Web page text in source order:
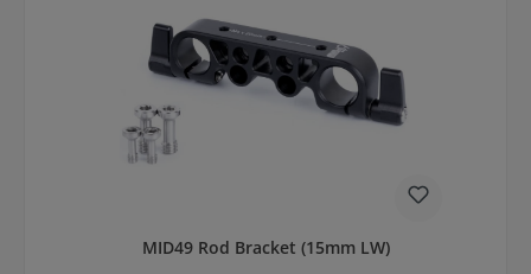
MID49 Rod Bracket (15mm LW)